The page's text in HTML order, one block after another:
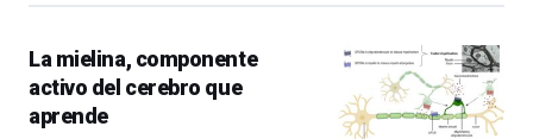
La mielina, componente
activo del cerebro que
aprende